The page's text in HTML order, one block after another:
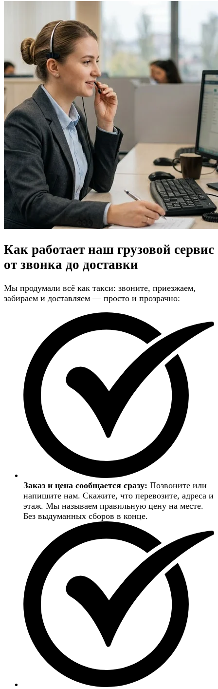
Как работает наш грузовой сервис
от звонка до доставки
Мы продумали всё как такси: звоните, приезжаем,
забираем и доставляем — просто и прозрачно:
Заказ и цена сообщается сразу: Позвоните или
напишите нам. Скажите, что перевозите, адреса и
этаж. Мы называем правильную цену на месте.
Без выдуманных сборов в конце.